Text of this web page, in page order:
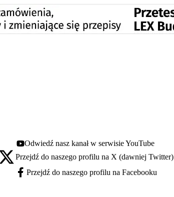
Youtube - otwiera się w nowej karcie
Odwiedź nasz kanał w serwisie YouTube
X - otwiera się w nowej karcie
Przejdź do naszego profilu na X (dawniej Twitter)
Facebook - otwiera się w nowej karcie
Przejdź do naszego profilu na Facebooku